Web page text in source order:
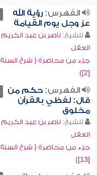
الفهرس:رؤية الله
عز وجل يوم القيامة
للشيخ: ناصر بن عبد الكريم
العقل
جزء من محاضرة ( شرح السنة
[2])
الفهرس:حكم من
قال: لفظي بالقرآن
مخلوق
للشيخ: ناصر بن عبد الكريم
العقل
جزء من محاضرة ( شرح السنة
[13])